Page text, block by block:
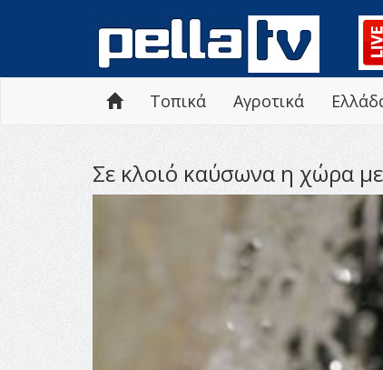
Τοπικά Αγροτικά
Σε κλοιό καύσωνα η χώρα